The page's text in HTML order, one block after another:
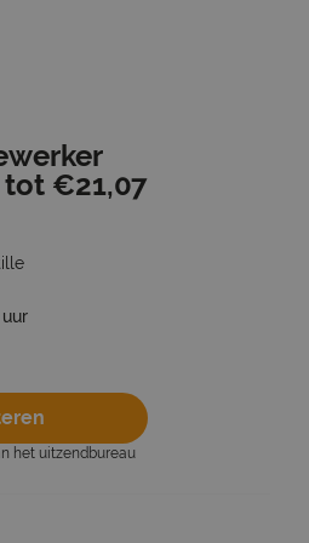
Ga terug naar vacatures
€21,07
het uitzendbureau